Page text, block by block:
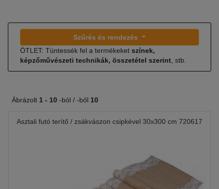
Szűrés és rendezés
ÖTLET: Tüntessék fel a termékeket színek,
képzőművészeti technikák, összetétel szerint , stb.
Ábrázolt 1 - 10 -ból / -ből 10
Asztali futó terítő / zsákvászon csipkével 30x300 cm 720617